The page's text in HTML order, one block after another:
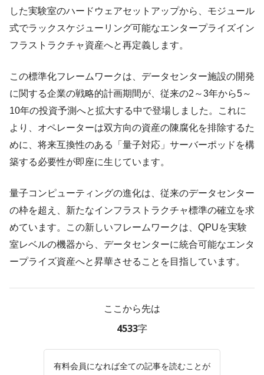
した実験室のハードウェアセットアップから、モジュール
式でラックスケジューリング可能なエンタープライズイン
フラストラクチャ資産へと再定義します。
この標準化フレームワークは、データセンター施設の開発
に関する企業の戦略的計画期間が、従来の2～3年から5～
10年の投資予測へと拡大する中で登場しました。これに
より、オペレーターは双方向の資産の陳腐化を排除するた
めに、将来互換性のある「量子対応」サーバーポッドを構
築する必要性が即座に生じています。
量子コンピューティングの進化は、従来のデータセンター
の枠を超え、新たなインフラストラクチャ標準の確立を求
めています。この新しいフレームワークは、QPUを実験
室レベルの機器から、データセンターに統合可能なエンタ
ープライズ資産へと昇華させることを目指しています。
ここから先は
4533字
有料会員になれば全ての記事を読むことが